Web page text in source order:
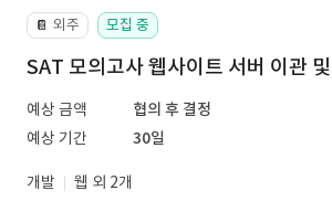
📔 외주 모집 중
SAT 모의고사 웹사이트 서버 이관
예상 금액
협의 후 결정
예상 기간
30일
개발
웹 외 2개